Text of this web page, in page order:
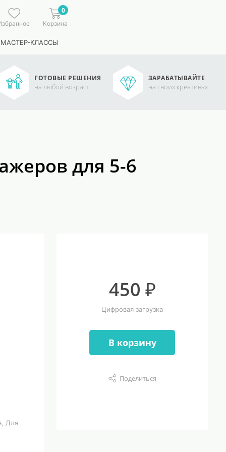
0
Корзина
КЛАССЫ
ГОТОВЫЕ РЕШЕНИЯ
на любой возраст
ЗАРАБАТЫВАЙТЕ
на своих креативах
для 5-6
Для
450 ₽
Цифровая загрузка
В корзину
Поделиться